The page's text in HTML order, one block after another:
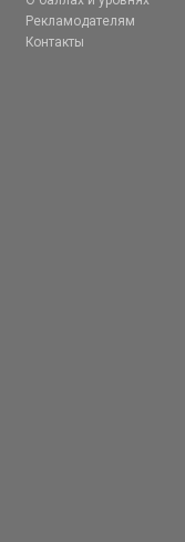
Рекламодателям
Контакты